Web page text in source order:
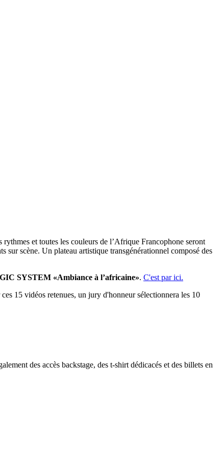
et toutes les couleurs de l’Afrique Francophone seront
sur scène. Un plateau artistique transgénérationnel composé des
SYSTEM «Ambiance à l’africaine». C'est par ici.
15 vidéos retenues, un jury d'honneur sélectionnera les 10
des accès backstage, des t-shirt dédicacés et des billets en